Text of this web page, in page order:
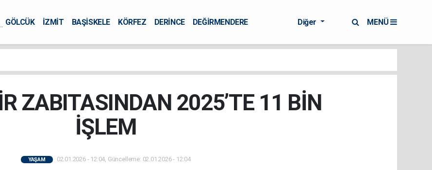
GÖLCÜK İZMİT BAŞİSKELE KÖRFEZ DERİNCE
DEĞİRMENDERE
Diğer MENÜ
ZABITASINDAN 2025’TE 11 BİN
İŞLEM
YAŞAM 02.01.2026 - 12:04, Güncelleme: 02.01.2026 - 12:04